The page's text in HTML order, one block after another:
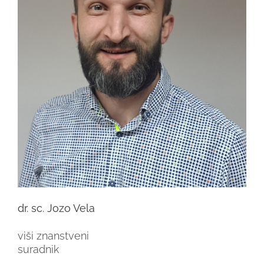
dr. sc. Jozo Vela
viši znanstveni
suradnik